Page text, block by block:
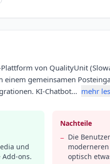
von QualityUnit
einem gemeinsamen
KI-Chatbot… mehr
und
ons.
Nachteile
− Die
optisch